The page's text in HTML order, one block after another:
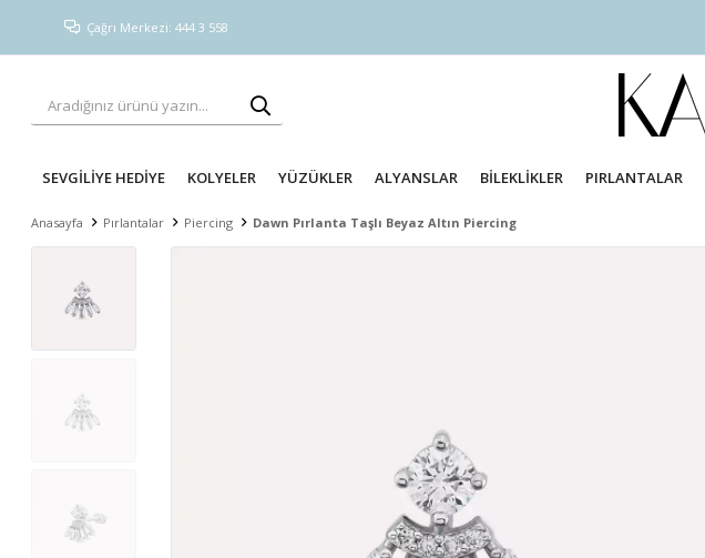
Çağrı Merkezi: 444 3 558
SEVGİLİYE HEDİYE KOLYELER YÜZÜKLER ALYANSLAR BİLEKLİKLER PIRLANTALAR
Anasayfa Pırlantalar Piercing Dawn Pırlanta Taşlı Beyaz Altın Piercing